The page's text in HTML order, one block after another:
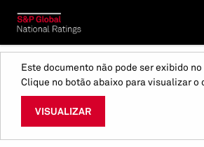
Este documento não pode ser exibido
Clique no botão abaixo para visualizar o
VISUALIZAR